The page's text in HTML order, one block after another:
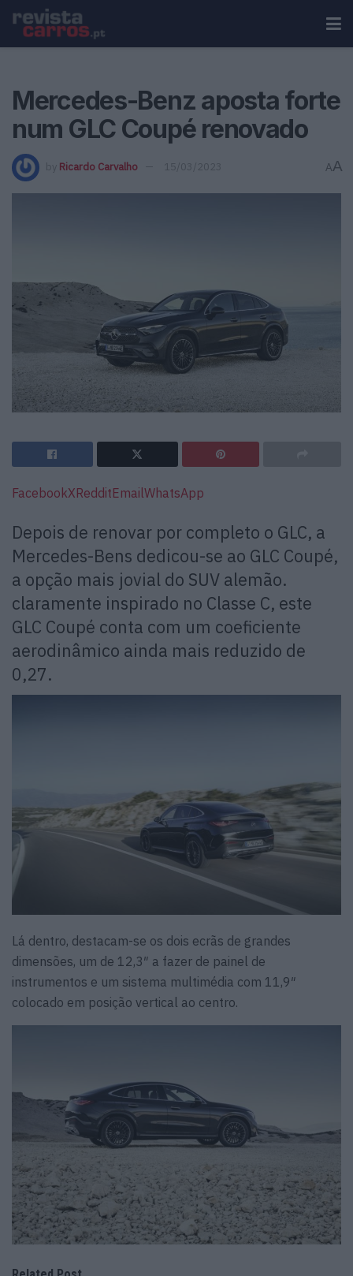
Mercedes-Benz aposta forte
num GLC Coupé renovado
by Ricardo Carvalho 15/03/2023 AA
FacebookXRedditEmailWhatsApp
Depois de renovar por completo o GLC, a
Mercedes-Bens dedicou-se ao GLC Coupé,
a opção mais jovial do SUV alemão.
claramente inspirado no Classe C, este
GLC Coupé conta com um coeficiente
aerodinâmico ainda mais reduzido de
0,27.
Lá dentro, destacam-se os dois ecrãs de grandes
dimensões, um de 12,3″ a fazer de painel de
instrumentos e um sistema multimédia com 11,9″
colocado em posição vertical ao centro.